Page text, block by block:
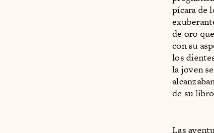
pícara de
de oro
con su
los
la joven
de su
Las